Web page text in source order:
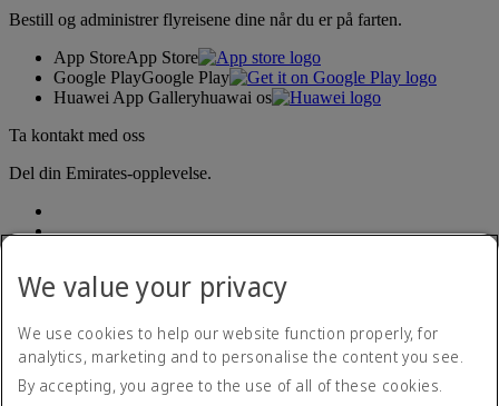
Bestill og administrer flyreisene dine når du er på farten.
App StoreApp Store
Google PlayGoogle Play
Huawei App Galleryhuawai os
Ta kontakt med oss
Del din Emirates-opplevelse.
Tilgjengelighetserklæring
Kontakt oss
We value your privacy
We use cookies to help our website function properly, for
analytics, marketing and to personalise the content you see.
By accepting, you agree to the use of all of these cookies.